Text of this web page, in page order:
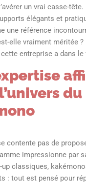
un vrai casse-
élégants et
une référence
elle vraiment méritée ?
entreprise a dans le
du
contente pas de
impressionne par
classiques,
: tout est pensé pour